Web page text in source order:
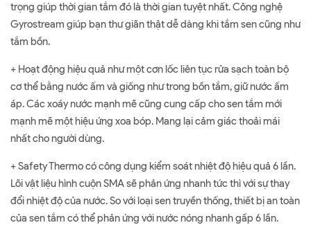
trọng giúp thời gian tắm đó là thời gian tuyệt nhất. Công nghệ
Gyrostream giúp bạn thư giãn thật dễ dàng khi tắm sen cũng như
tắm bồn.
+ Hoạt động hiệu quả như một cơn lốc liên tục rửa sạch toàn bộ
cơ thể bằng nước ấm và giống như trong bồn tắm, giữ nước ấm
áp. Các xoáy nước mạnh mẽ cũng cung cấp cho sen tắm mới
mạnh mẽ một hiệu ứng xoa bóp. Mang lại cảm giác thoải mái
nhất cho người dùng.
+ Safety Thermo có công dụng kiểm soát nhiệt độ hiệu quả 6 lần.
Lõi vật liệu hình cuộn SMA sẽ phản ứng nhanh tức thì với sự thay
đổi nhiệt độ của nước. So với loại sen truyền thống, thiết bị an toàn
của sen tắm có thể phản ứng với nước nóng nhanh gấp 6 lần.